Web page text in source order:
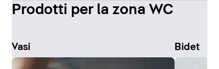
Prodotti per la zona WC
Vasi Bidet